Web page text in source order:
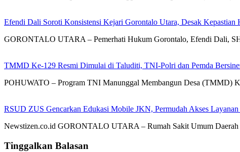
Efendi Dali Soroti Konsistensi Kejari Gorontalo Utara, Desak Kepastian
GORONTALO UTARA – Pemerhati Hukum Gorontalo, Efendi Dali,
TMMD Ke-129 Resmi Dimulai di Taluditi, TNI-Polri dan Pemda
POHUWATO – Program TNI Manunggal Membangun Desa (TMMD)
RSUD ZUS Gencarkan Edukasi Mobile JKN, Permudah Akses
Newstizen.co.id GORONTALO UTARA – Rumah Sakit Umum
Tinggalkan Balasan